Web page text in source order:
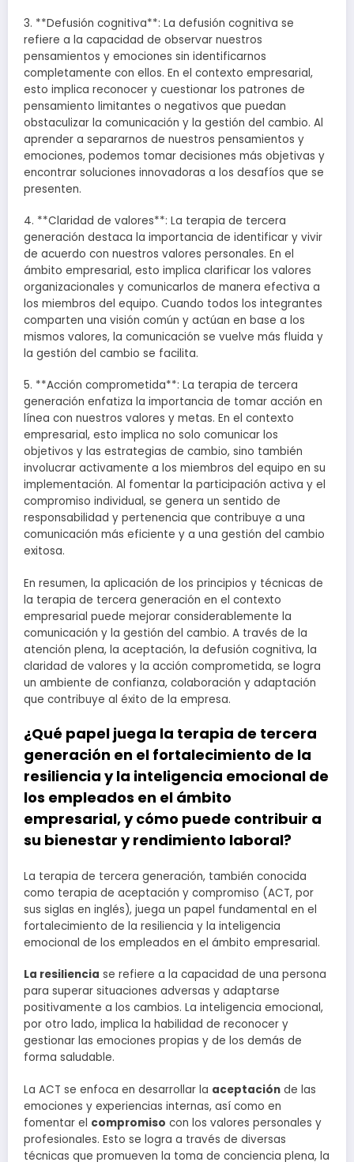
3. **Defusión cognitiva**: La defusión cognitiva se
refiere a la capacidad de observar nuestros
pensamientos y emociones sin identificarnos
completamente con ellos. En el contexto empresarial,
esto implica reconocer y cuestionar los patrones de
pensamiento limitantes o negativos que puedan
obstaculizar la comunicación y la gestión del cambio. Al
aprender a separarnos de nuestros pensamientos y
emociones, podemos tomar decisiones más objetivas y
encontrar soluciones innovadoras a los desafíos que se
presenten.
4. **Claridad de valores**: La terapia de tercera
generación destaca la importancia de identificar y vivir
de acuerdo con nuestros valores personales. En el
ámbito empresarial, esto implica clarificar los valores
organizacionales y comunicarlos de manera efectiva a
los miembros del equipo. Cuando todos los integrantes
comparten una visión común y actúan en base a los
mismos valores, la comunicación se vuelve más fluida y
la gestión del cambio se facilita.
5. **Acción comprometida**: La terapia de tercera
generación enfatiza la importancia de tomar acción en
línea con nuestros valores y metas. En el contexto
empresarial, esto implica no solo comunicar los
objetivos y las estrategias de cambio, sino también
involucrar activamente a los miembros del equipo en su
implementación. Al fomentar la participación activa y el
compromiso individual, se genera un sentido de
responsabilidad y pertenencia que contribuye a una
comunicación más eficiente y a una gestión del cambio
exitosa.
En resumen, la aplicación de los principios y técnicas de
la terapia de tercera generación en el contexto
empresarial puede mejorar considerablemente la
comunicación y la gestión del cambio. A través de la
atención plena, la aceptación, la defusión cognitiva, la
claridad de valores y la acción comprometida, se logra
un ambiente de confianza, colaboración y adaptación
que contribuye al éxito de la empresa.
¿Qué papel juega la terapia de tercera
generación en el fortalecimiento de la
resiliencia y la inteligencia emocional de
los empleados en el ámbito
empresarial, y cómo puede contribuir a
su bienestar y rendimiento laboral?
La terapia de tercera generación, también conocida
como terapia de aceptación y compromiso (ACT, por
sus siglas en inglés), juega un papel fundamental en el
fortalecimiento de la resiliencia y la inteligencia
emocional de los empleados en el ámbito empresarial.
La resiliencia se refiere a la capacidad de una persona
para superar situaciones adversas y adaptarse
positivamente a los cambios. La inteligencia emocional,
por otro lado, implica la habilidad de reconocer y
gestionar las emociones propias y de los demás de
forma saludable.
La ACT se enfoca en desarrollar la aceptación de las
emociones y experiencias internas, así como en
fomentar el compromiso con los valores personales y
profesionales. Esto se logra a través de diversas
técnicas que promueven la toma de conciencia plena, la